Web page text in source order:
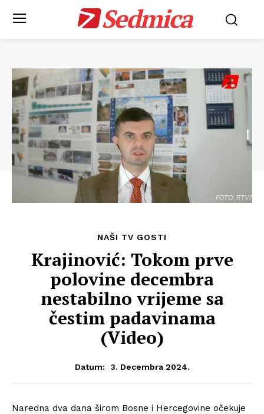
Sedmica
FOTO: RTV7
NAŠI TV GOSTI
Krajinović: Tokom prve
polovine decembra
nestabilno vrijeme sa
čestim padavinama
(Video)
Datum: 3. Decembra 2024.
Naredna dva dana širom Bosne i Hercegovine očekuje